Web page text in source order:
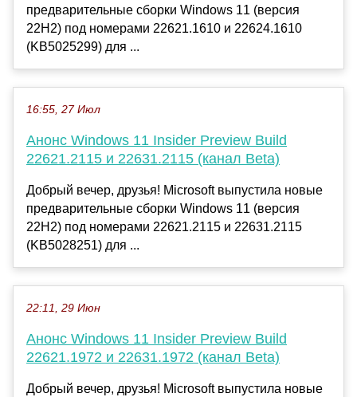
предварительные сборки Windows 11 (версия
22H2) под номерами 22621.1610 и 22624.1610
(KB5025299) для ...
16:55, 27 Июл
Анонс Windows 11 Insider Preview Build
22621.2115 и 22631.2115 (канал Beta)
Добрый вечер, друзья! Microsoft выпустила новые
предварительные сборки Windows 11 (версия
22H2) под номерами 22621.2115 и 22631.2115
(KB5028251) для ...
22:11, 29 Июн
Анонс Windows 11 Insider Preview Build
22621.1972 и 22631.1972 (канал Beta)
Добрый вечер, друзья! Microsoft выпустила новые